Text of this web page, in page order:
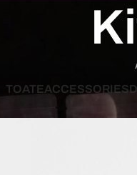
TOATEACCESSORIES